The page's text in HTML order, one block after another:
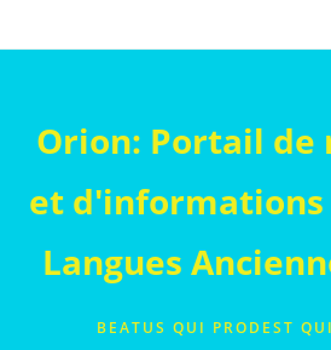
to
Orion: Portail de
et d'informations
Langues
BEATUS QUI PRODEST